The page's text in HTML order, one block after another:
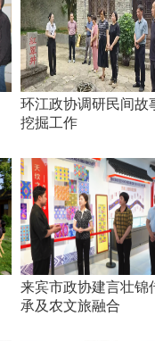
环江政协调研民间故
挖掘工作
来宾市政协建言壮锦
承及农文旅融合